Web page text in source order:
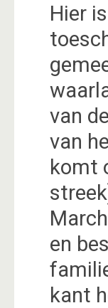
Hier
van
van
komt
en
kant